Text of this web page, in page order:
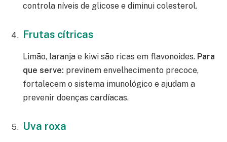
controla níveis de glicose e diminui colesterol.
Frutas cítricas
Limão, laranja e kiwi são ricas em flavonoides. Para
que serve: previnem envelhecimento precoce,
fortalecem o sistema imunológico e ajudam a
prevenir doenças cardíacas.
Uva roxa